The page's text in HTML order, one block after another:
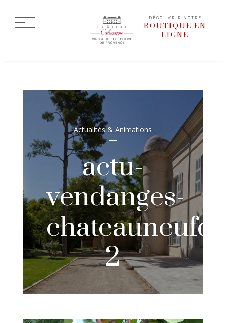
DÉCOUVRIR NOTRE
BOUTIQUE EN
LIGNE
Actualités & Animations
actu-
vendanges-
2